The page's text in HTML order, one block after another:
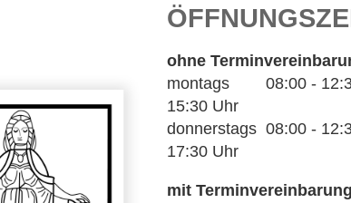
ohne
montags 08:00 -
15:30 Uhr
donnerstags 08:00 -
17:30 Uhr
mit Terminvereinbarung